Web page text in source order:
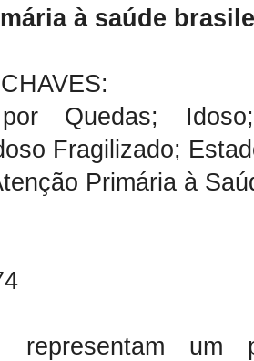
à saúde
Quedas;
Fragilizado;
Primária à
representam um